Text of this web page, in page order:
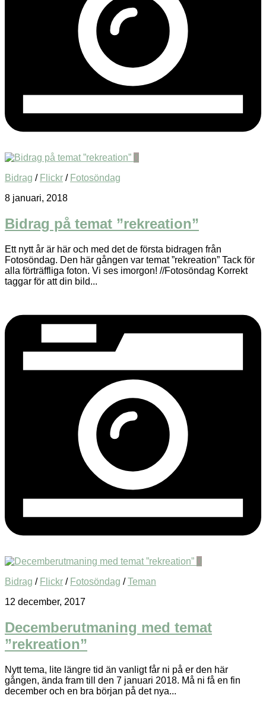
0
Bidrag / Flickr / Fotosöndag
8 januari, 2018
Bidrag på temat ”rekreation”
Ett nytt år är här och med det de första bidragen från
Fotosöndag. Den här gången var temat ”rekreation” Tack för
alla förträffliga foton. Vi ses imorgon! //Fotosöndag Korrekt
taggar för att din bild...
0
Bidrag / Flickr / Fotosöndag /Teman
12 december, 2017
Decemberutmaning med temat
”rekreation”
Nytt tema, lite längre tid än vanligt får ni på er den här
gången, ända fram till den 7 januari 2018. Må ni få en fin
december och en bra början på det nya...